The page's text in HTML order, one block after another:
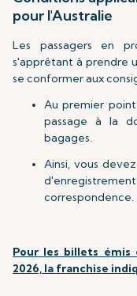
pour l'Australie
Les passagers en
s'apprêtant à prendre
se conformer aux
Au premier
passage à la
bagages.
Ainsi, vous
correspondence.
Pour les billets émis
2026, la franchise